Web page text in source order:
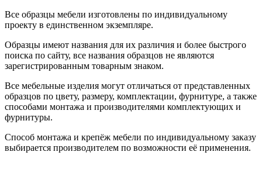
Все образцы мебели изготовлены по индивидуальному
проекту в единственном экземпляре.
Образцы имеют названия для их различия и более быстрого
поиска по сайту, все названия образцов не являются
зарегистрированным товарным знаком.
Все мебельные изделия могут отличаться от представленных
образцов по цвету, размеру, комплектации, фурнитуре, а также
способами монтажа и производителями комплектующих и
фурнитуры.
Способ монтажа и крепёж мебели по индивидуальному заказу
выбирается производителем по возможности её применения.